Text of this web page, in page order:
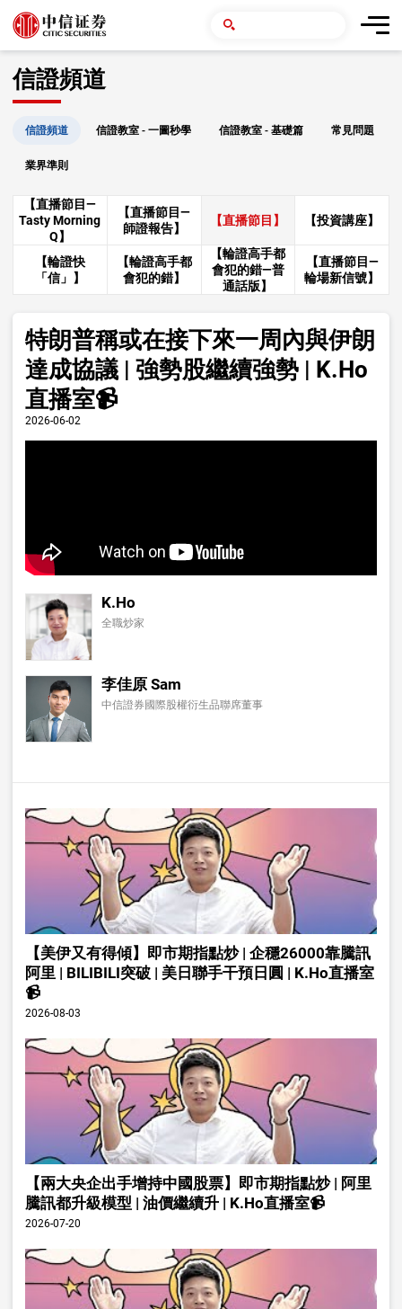
信證頻道
信證頻道 信證教室 - 一圖秒學 信證教室 - 基礎篇 常見問題
業界準則
【直播節目—
Tasty Morning
Q】
【直播節目—
師證報告】
【直播節目】 【投資講座】
【輪證快
「信」】
【輪證高手都
會犯的錯】
【輪證高手都
會犯的錯—普
通話版】
【直播節目—
輪場新信號】
特朗普稱或在接下來一周內與伊朗
達成協議 | 強勢股繼續強勢 | K.Ho
直播室📹
2026-06-02
K.Ho
全職炒家
李佳原 Sam
中信證券國際股權衍生品聯席董事
【美伊又有得傾】即市期指點炒 | 企穩26000靠騰訊
阿里 | BILIBILI突破 | 美日聯手干預日圓 | K.Ho直播室
📹
2026-08-03
【兩大央企出手增持中國股票】即市期指點炒 | 阿里
騰訊都升級模型 | 油價繼續升 | K.Ho直播室📹
2026-07-20